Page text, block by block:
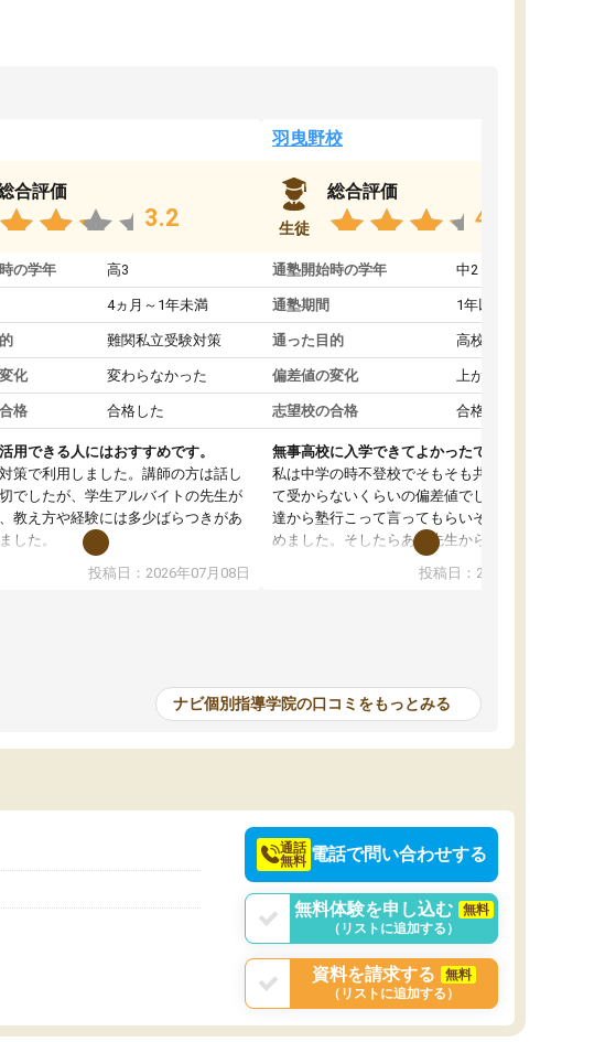
合評価
3.2
の学年 高3
4ヵ月～1年未満
難関私立受験対策
化 変わらなかった
格 合格した
用できる人にはおすすめです。
策で利用しました。講師の方は話し
でしたが、学生アルバイトの先生が
教え方や経験には多少ばらつきがあ
した。
ワイトボードを使って説明してくれる
としては小学生や中学生の利用者が多
投稿日：2026年07月08日
羽曳野校
生徒
総合評価
4.6
通塾開始時の学年 中2
通塾期間 1年以上
通った目的 高校受験対策
偏差値の変化 上がった
志望校の合格 合格した
無事高校に入学できてよかったです。
私は中学の時不登校でそもそも共学の高校なん
て受からないくらいの偏差値でした。ある日友
達から塾行こって言ってもらいそこから通い始
めました。そしたらある先生から学ぶ楽しさを
教えていただき勉強などして無かったのに自主
室で勉強するくらいハマりました。私の担当の
投稿日：2026年07月01日
ナビ個別指導学院の口コミをもっとみる
通話
無料 電話で問い合わせする
無料体験を申し込む
無料
（リストに追加する）
資料を請求する
無料
（リストに追加する）